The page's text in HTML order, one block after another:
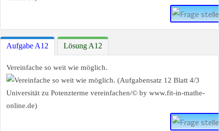
Aufgabe A12 Lösung A12
Vereinfache so weit wie möglich.